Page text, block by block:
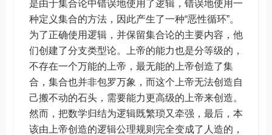
是由于集合论中错误地使用了逻辑，错误地使用一
种定义集合的方法，因此产生了一种“恶性循环”。
为了正确使用逻辑，并保留集合论的主要内容，他
们创建了分支类型论。上帝的能力也是分等级的，
不存在一个万能的上帝，最无能的上帝创造了集
合，集合也并非包罗万象，而这个上帝无法创造自
己搬不动的石头，需要能力更高级的上帝来创造。
然而，把数学归结为逻辑既繁琐又牵强，最后，本
该由上帝创造的逻辑公理规则完全变成了人造的，